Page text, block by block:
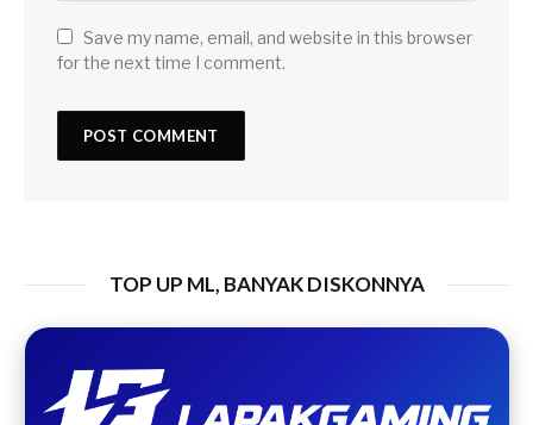
Save my name, email, and website in this browser
for the next time I comment.
TOP UP ML, BANYAK DISKONNYA